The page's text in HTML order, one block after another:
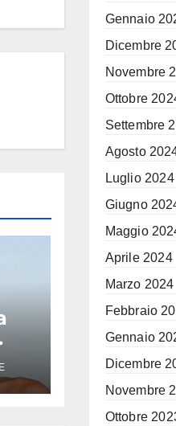
Gennaio
Dicembre
Novembre
Ottobre
Settembre
Agosto
Luglio 2024
Giugno
Maggio
Aprile 2024
Marzo 2024
Febbraio
Gennaio
Dicembre
Novembre
Ottobre